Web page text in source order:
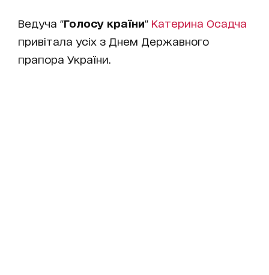
Ведуча "Голосу країни" Катерина Осадча
привітала усіх з Днем Державного
прапора України.